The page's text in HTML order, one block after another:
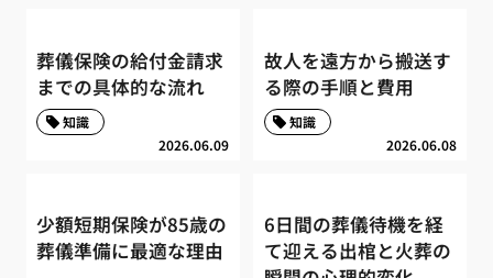
葬儀保険の給付金請求
までの具体的な流れ
2026.06.09
知識
故人を遠方から搬送す
る際の手順と費用
2026.06.08
知識
少額短期保険が85歳の
葬儀準備に最適な理由
6日間の葬儀待機を経
て迎える出棺と火葬の